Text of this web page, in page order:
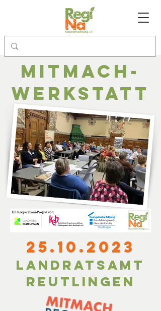
MitMach-
Werkstatt
25.10.2023
Landratsamt
Reutlingen